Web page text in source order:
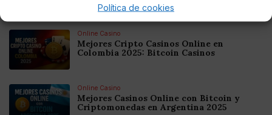
Política de cookies
Noticias relacionadas
Online Casino
Mejores Cripto Casinos Online en
Colombia 2025: Bitcoin Casinos
Online Casino
Mejores Casinos Online con Bitcoin y
Criptomonedas en Argentina 2025